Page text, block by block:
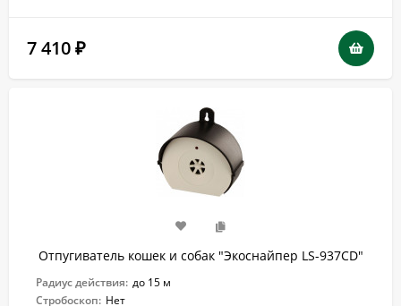
7 410 ₽
Отпугиватель кошек и собак "Экоснайпер LS-937CD"
Радиус действия: до 15 м
Стробоскоп: Нет